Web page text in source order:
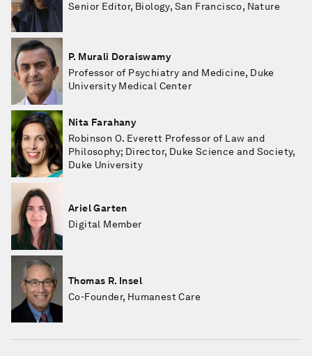
Senior Editor, Biology, San Francisco, Nature
P. Murali Doraiswamy
Professor of Psychiatry and Medicine, Duke
University Medical Center
Nita Farahany
Robinson O. Everett Professor of Law and
Philosophy; Director, Duke Science and Society,
Duke University
Ariel Garten
Digital Member
Thomas R. Insel
Co-Founder, Humanest Care